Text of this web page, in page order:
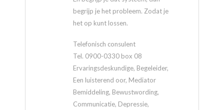
begrijp je het probleem. Zodat je
het op kunt lossen.
Telefonisch consulent
Tel. 0900-0330 box 08
Ervaringsdeskundige, Begeleider,
Een luisterend oor, Mediator
Bemiddeling, Bewustwording,
Communicatie, Depressie,